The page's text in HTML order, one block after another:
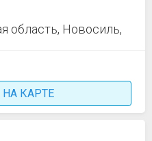
область, Новосиль,
КАРТЕ